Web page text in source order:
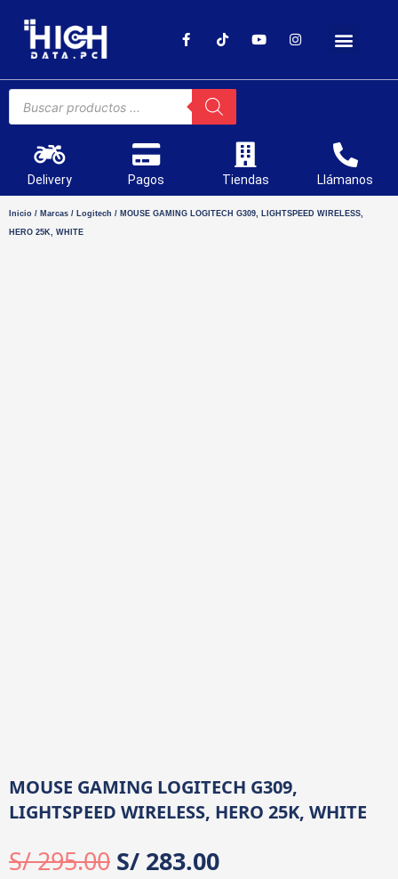
Delivery Pagos Tiendas Llámanos
Inicio / Marcas / Logitech / MOUSE GAMING LOGITECH G309, LIGHTSPEED WIRELESS,
HERO 25K, WHITE
MOUSE GAMING LOGITECH G309,
LIGHTSPEED WIRELESS, HERO 25K, WHITE
S/295.00 S/ 283.00